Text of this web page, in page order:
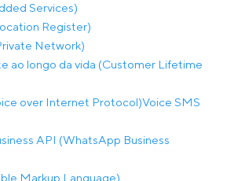
Services)
Register)
Network)
ao longo da vida (Customer Lifetime
over Internet Protocol)Voice SMS
API (WhatsApp Business
Markup Language)